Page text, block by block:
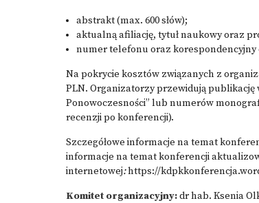
abstrakt (max. 600 słów);
aktualną afiliację, tytuł naukowy oraz
numer telefonu oraz korespondencyjny
Na pokrycie kosztów związanych z
PLN. Organizatorzy przewidują
Ponowoczesności” lub numerów
recenzji po konferencji).
Szczegółowe informacje na temat
informacje na temat konferencji
internetowej:https://
Komitet organizacyjny:dr hab. Ksenia